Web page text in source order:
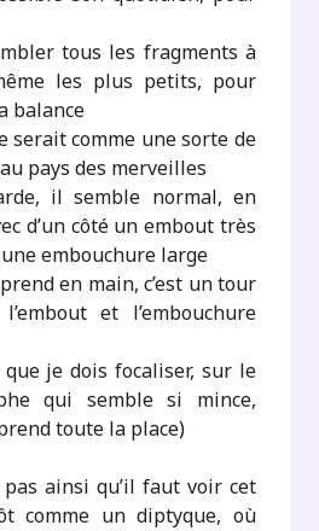
tous les fragments à
les plus petits, pour
balance
serait comme une sorte de
pays des merveilles
il semble normal, en
d’un côté un embout très
embouchure large
en main, c’est un tour
et l’embouchure
que je dois focaliser, sur le
qui semble si mince,
toute la place)
pas ainsi qu’il faut voir cet
comme un diptyque, où